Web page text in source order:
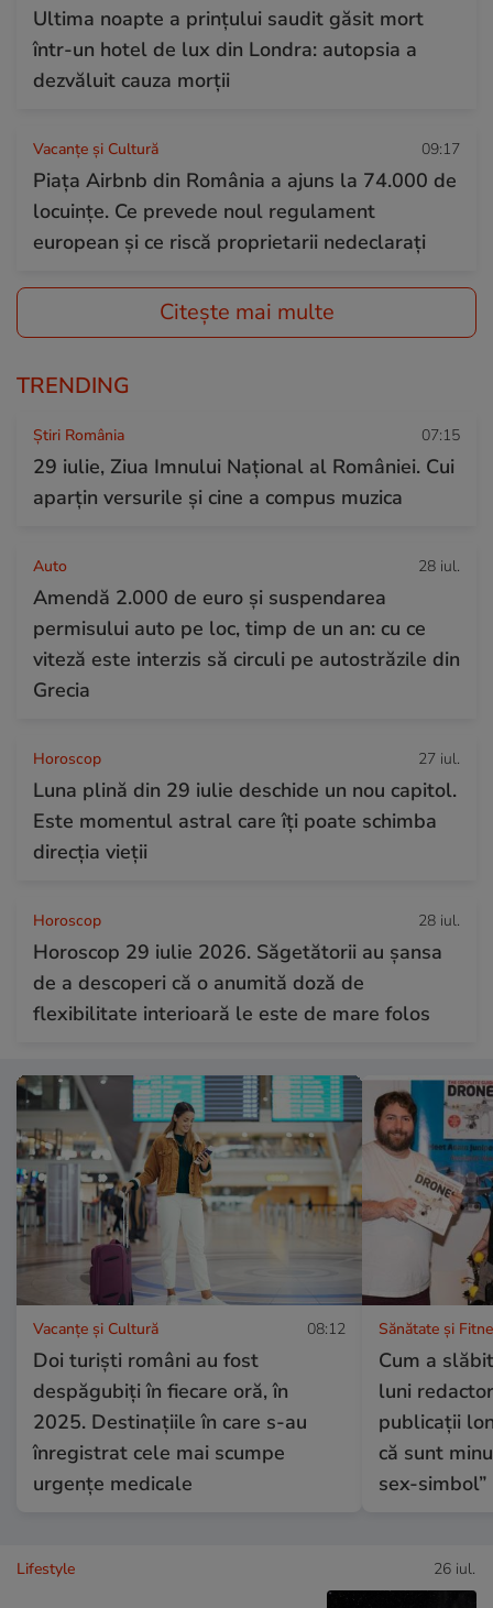
Ultima noapte a prințului saudit găsit mort
într-un hotel de lux din Londra: autopsia a
dezvăluit cauza morții
Vacanțe și Cultură 09:17
Piața Airbnb din România a ajuns la 74.000 de
locuințe. Ce prevede noul regulament
european și ce riscă proprietarii nedeclarați
Citește mai multe
TRENDING
Știri România 07:15
29 iulie, Ziua Imnului Național al României. Cui
aparțin versurile și cine a compus muzica
Auto 28 iul.
Amendă 2.000 de euro și suspendarea
permisului auto pe loc, timp de un an: cu ce
viteză este interzis să circuli pe autostrăzile din
Grecia
Horoscop 27 iul.
Luna plină din 29 iulie deschide un nou capitol.
Este momentul astral care îți poate schimba
direcția vieții
Horoscop 28 iul.
Horoscop 29 iulie 2026. Săgetătorii au șansa
de a descoperi că o anumită doză de
flexibilitate interioară le este de mare folos
Vacanțe și Cultură 08:12
Doi turiști români au fost
despăgubiți în fiecare oră, în
2025. Destinațiile în care s-au
înregistrat cele mai scumpe
urgențe medicale
Sănătate și
Cum a
luni
publicații
că sunt
sex-simbol”
Lifestyle 26 iul.